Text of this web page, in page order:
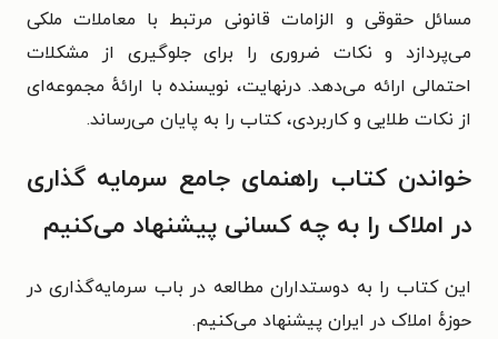
مسائل حقوقی و الزامات قانونی مرتبط با معاملات ملکی
می‌پردازد و نکات ضروری را برای جلوگیری از مشکلات
احتمالی ارائه می‌دهد. درنهایت، نویسنده با ارائهٔ مجموعه‌ای
از نکات طلایی و کاربردی، کتاب را به پایان می‌رساند.
خواندن کتاب راهنمای جامع سرمایه گذاری
در املاک را به چه کسانی پیشنهاد می‌کنیم
این کتاب را به دوستداران مطالعه در باب سرمایه‌گذاری در
حوزهٔ املاک در ایران پیشنهاد می‌کنیم.